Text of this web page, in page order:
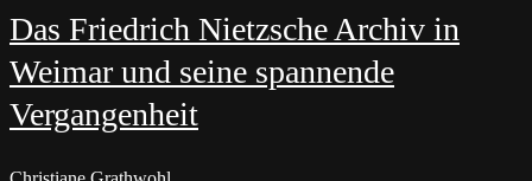
Das Friedrich Nietzsche Archiv in
Weimar und seine spannende
Vergangenheit